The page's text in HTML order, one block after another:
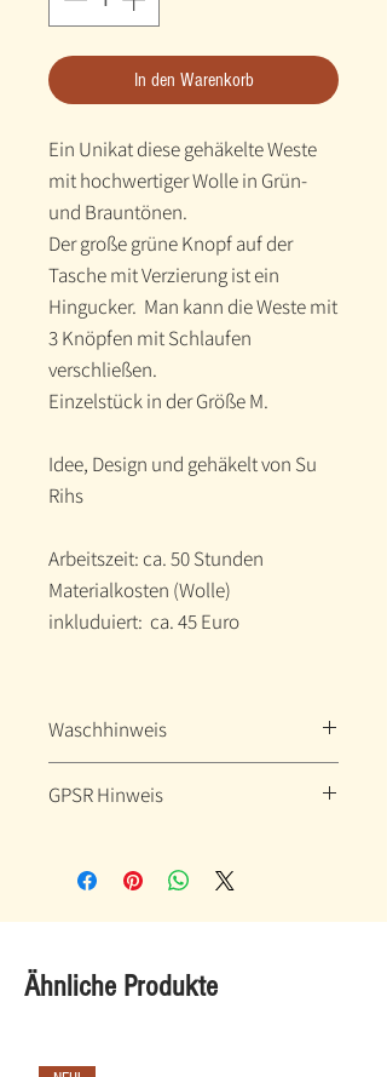
In den Warenkorb
Ein Unikat diese gehäkelte Weste
mit hochwertiger Wolle in Grün-
und Brauntönen.
Der große grüne Knopf auf der
Tasche mit Verzierung ist ein
Hingucker. Man kann die Weste mit
3 Knöpfen mit Schlaufen
verschließen.
Einzelstück in der Größe M.
Idee, Design und gehäkelt von Su
Rihs
Arbeitszeit: ca. 50 Stunden
Materialkosten (Wolle)
inkluduiert: ca. 45 Euro
Waschhinweis
waschen!
GPSR Hinweis
Name: Susanne Rihs
3580 Horn
Ähnliche Produkte